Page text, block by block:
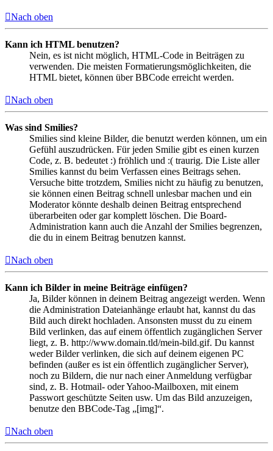
Nach oben
Kann ich HTML benutzen?
Nein, es ist nicht möglich, HTML-Code in Beiträgen zu
verwenden. Die meisten Formatierungsmöglichkeiten, die
HTML bietet, können über BBCode erreicht werden.
Nach oben
Was sind Smilies?
Smilies sind kleine Bilder, die benutzt werden können, um ein
Gefühl auszudrücken. Für jeden Smilie gibt es einen kurzen
Code, z. B. bedeutet :) fröhlich und :( traurig. Die Liste aller
Smilies kannst du beim Verfassen eines Beitrags sehen.
Versuche bitte trotzdem, Smilies nicht zu häufig zu benutzen,
sie können einen Beitrag schnell unlesbar machen und ein
Moderator könnte deshalb deinen Beitrag entsprechend
überarbeiten oder gar komplett löschen. Die Board-
Administration kann auch die Anzahl der Smilies begrenzen,
die du in einem Beitrag benutzen kannst.
Nach oben
Kann ich Bilder in meine Beiträge einfügen?
Ja, Bilder können in deinem Beitrag angezeigt werden. Wenn
die Administration Dateianhänge erlaubt hat, kannst du das
Bild auch direkt hochladen. Ansonsten musst du zu einem
Bild verlinken, das auf einem öffentlich zugänglichen Server
liegt, z. B. http://www.domain.tld/mein-bild.gif. Du kannst
weder Bilder verlinken, die sich auf deinem eigenen PC
befinden (außer es ist ein öffentlich zugänglicher Server),
noch zu Bildern, die nur nach einer Anmeldung verfügbar
sind, z. B. Hotmail- oder Yahoo-Mailboxen, mit einem
Passwort geschützte Seiten usw. Um das Bild anzuzeigen,
benutze den BBCode-Tag „[img]“.
Nach oben